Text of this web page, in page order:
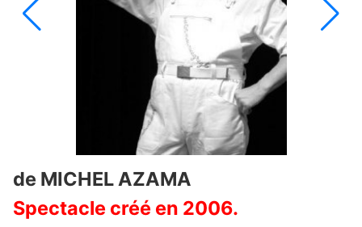
de MICHEL AZAMA
Spectacle créé en 2006.